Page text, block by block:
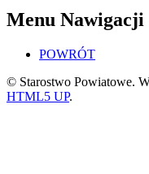
Menu Nawigacji
POWRÓT
© Starostwo Powiatowe.
HTML5 UP.